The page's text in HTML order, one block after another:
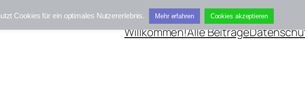
Willkommen!Alle Beiträge
Cookies für ein optimales Nutzererlebnis. Mehr erfahren Cookies akzeptieren